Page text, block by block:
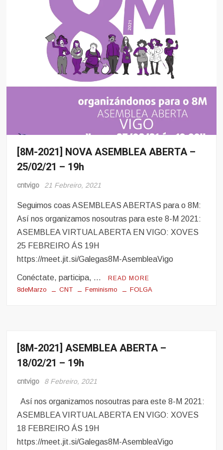
8
e
[8M-2021] NOVA ASEMBLEA ABERTA –
25/02/21 – 19h
cntvigo 21 Febreiro, 2021
Seguimos coas ASEMBLEAS ABERTAS para o 8M:
Así nos organizamos nosoutras para este 8-M 2021:
ASEMBLEA VIRTUAL ABERTA EN VIGO: XOVES
25 FEBREIRO ÁS 19H
https://meet.jit.si/Galegas8M-AsembleaVigo
Conéctate, participa, … READ MORE
8deMarzo CNT Feminismo FOLGA
8
e
[8M-2021] ASEMBLEA ABERTA –
18/02/21 – 19h
cntvigo 8 Febreiro, 2021
Así nos organizamos nosoutras para este 8-M 2021:
ASEMBLEA VIRTUAL ABERTA EN VIGO: XOVES
18 FEBREIRO ÁS 19H
https://meet.jit.si/Galegas8M-AsembleaVigo